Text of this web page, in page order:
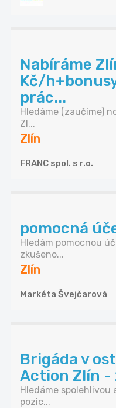
Nabíráme
Kč/
prác...
Hledáme (zaučíme)
Zl...
Zlín
FRANC spol. s r.o.
pomocná
Hledám pomocnou
zkušeno...
Zlín
Markéta Švejčarová
Brigáda v
Action Zlín -
Hledáme spolehlivou
pozic...